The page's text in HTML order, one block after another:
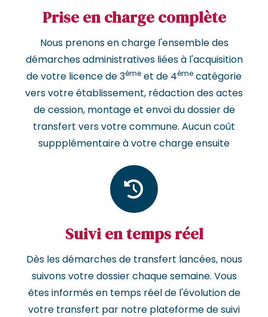
Prise en charge complète
Nous prenons en charge l'ensemble des
démarches administratives liées à l'acquisition
de votre licence de 3ème et de 4ème catégorie
vers votre établissement, rédaction des actes
de cession, montage et envoi du dossier de
transfert vers votre commune. Aucun coût
suppplémentaire à votre charge ensuite
Suivi en temps réel
Dès les démarches de transfert lancées, nous
suivons votre dossier chaque semaine. Vous
êtes informés en temps réel de l'évolution de
votre transfert par notre plateforme de suivi